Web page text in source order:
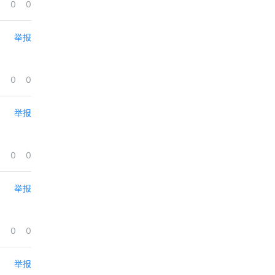
0 0
举报
0 0
举报
0 0
举报
0 0
举报